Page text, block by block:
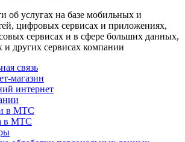
об услугах на базе мобильных и
цифровых сервисах и приложениях,
сервисах и в сфере больших данных,
других сервисах компании
связь
магазин
интернет
в МТС
в МТС